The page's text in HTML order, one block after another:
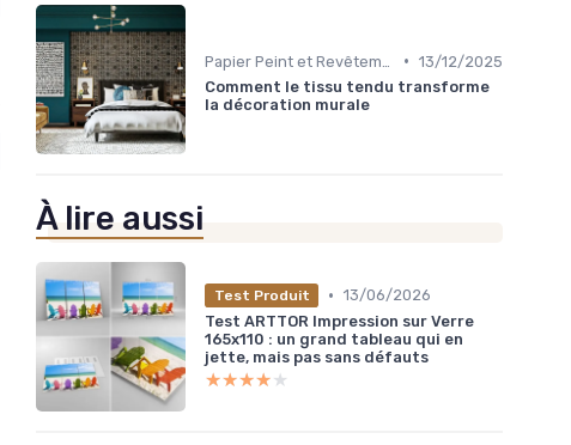
• 13/12/2025
Comment le tissu tendu transforme
la décoration murale
À lire aussi
Test Produit • 13/06/2026
Test ARTTOR Impression sur Verre
165x110 : un grand tableau qui en
jette, mais pas sans défauts
★★★★★
★★★★★